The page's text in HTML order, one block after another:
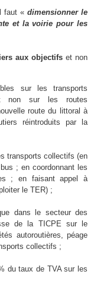
faut «dimensionner le
et la voirie pour les
aux objectifs et non
sur les transports
non sur les routes
route du littoral à
réintroduits par la
transports collectifs (en
; en coordonnant les
; en faisant appel à
le TER) ;
dans le secteur des
de la TICPE sur le
autoroutières, péage
collectifs ;
du taux de TVA sur les